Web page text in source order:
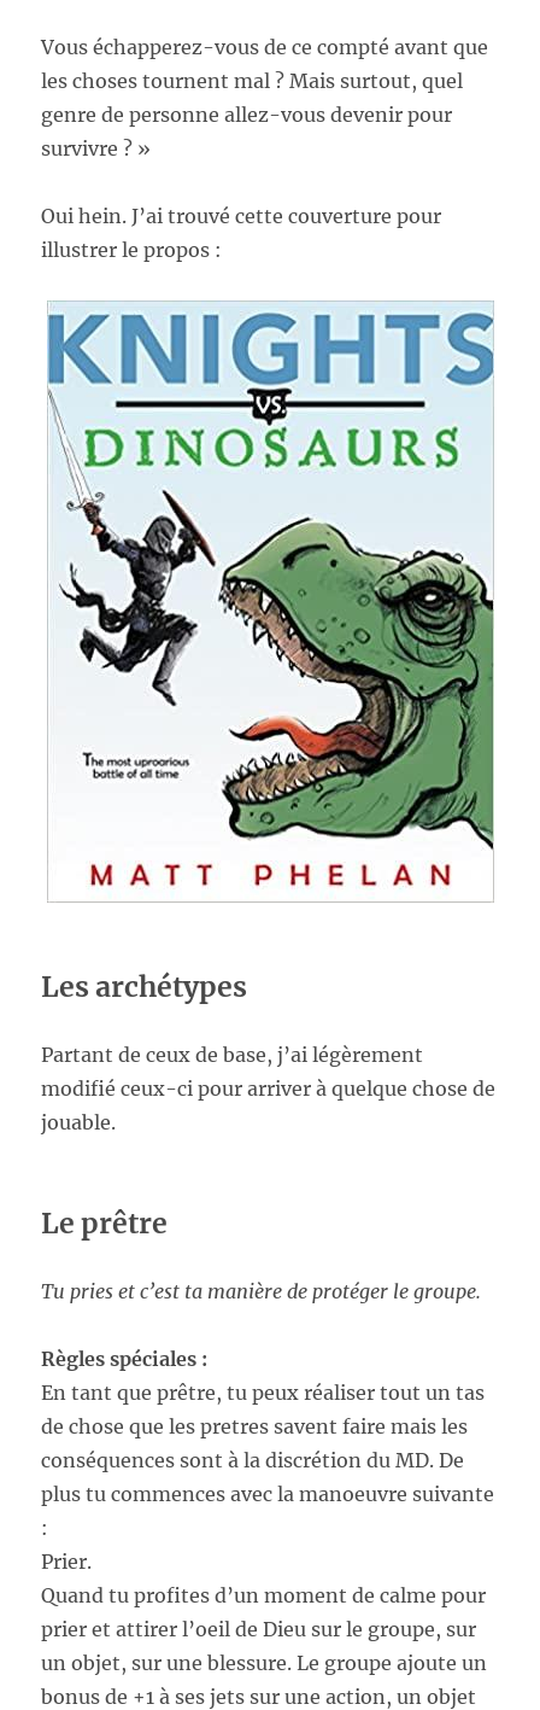
Vous échapperez-vous de ce compté avant que
les choses tournent mal ? Mais surtout, quel
genre de personne allez-vous devenir pour
survivre ? »
Oui hein. J’ai trouvé cette couverture pour
illustrer le propos :
Les archétypes
Partant de ceux de base, j’ai légèrement
modifié ceux-ci pour arriver à quelque chose de
jouable.
Le prêtre
Tu pries et c’est ta manière de protéger le groupe.
Règles spéciales :
En tant que prêtre, tu peux réaliser tout un tas
de chose que les pretres savent faire mais les
conséquences sont à la discrétion du MD. De
plus tu commences avec la manoeuvre suivante
:
Prier.
Quand tu profites d’un moment de calme pour
prier et attirer l’oeil de Dieu sur le groupe, sur
un objet, sur une blessure. Le groupe ajoute un
bonus de +1 à ses jets sur une action, un objet